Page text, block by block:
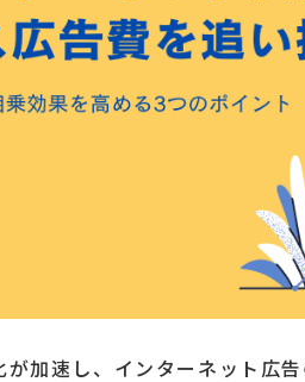
が加速し、インターネット広